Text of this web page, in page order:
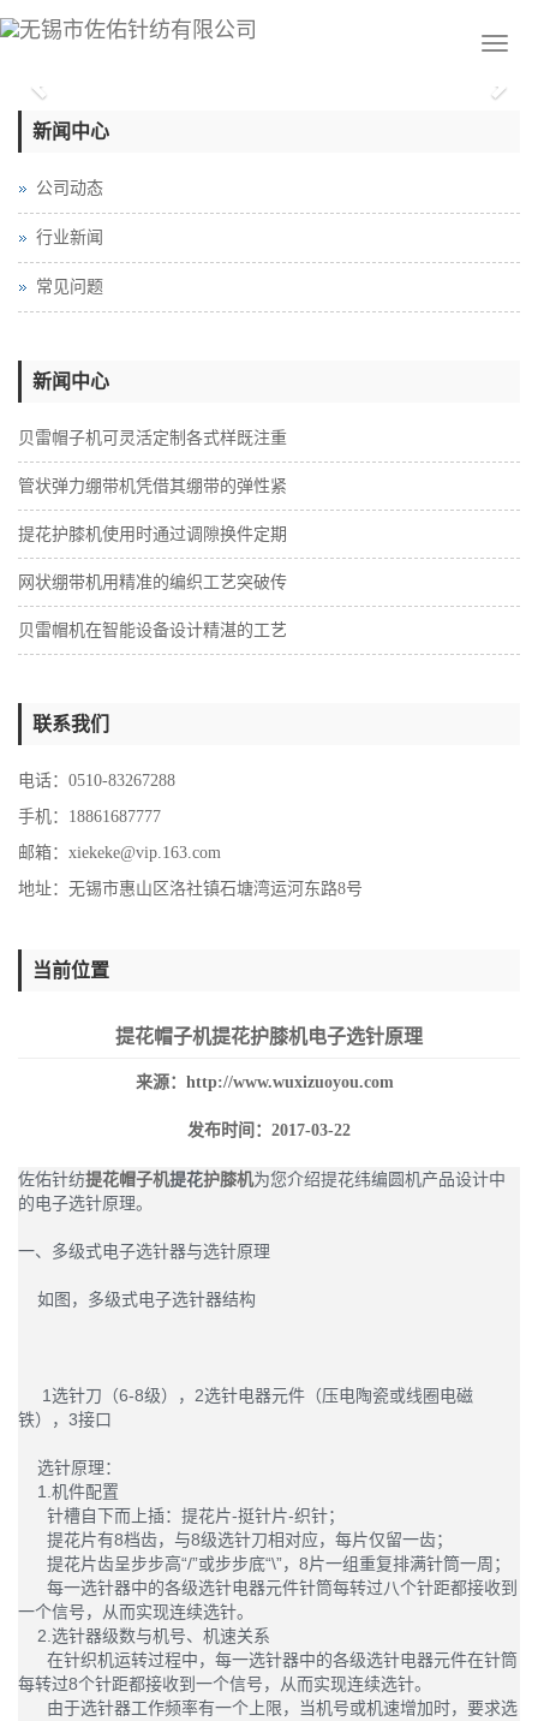
Previous
新闻中心
公司动态
行业新闻
常见问题
新闻中心
贝雷帽子机可灵活定制各式样既注重
管状弹力绷带机凭借其绷带的弹性紧
提花护膝机使用时通过调隙换件定期
网状绷带机用精准的编织工艺突破传
贝雷帽机在智能设备设计精湛的工艺
联系我们
电话：0510-83267288
手机：18861687777
邮箱： xiekeke@vip.163.com
地址：无锡市惠山区洛社镇石塘湾运河东路8号
当前位置
提花帽子机提花护膝机电子选针原理
来源： http://www.wuxizuoyou.com
发布时间：2017-03-22
佐佑针纺提花帽子机提花护膝机为您介绍提花纬编圆机产品设计中
的电子选针原理。
一、多级式电子选针器与选针原理
如图，多级式电子选针器结构
1选针刀（6-8级），2选针电器元件（压电陶瓷或线圈电磁
铁），3接口
选针原理：
1.机件配置
针槽自下而上插：提花片-挺针片-织针；
提花片有8档齿，与8级选针刀相对应，每片仅留一齿；
提花片齿呈步步高“/”或步步底“\”，8片一组重复排满针筒一周；
每一选针器中的各级选针电器元件针筒每转过八个针距都接收到
一个信号，从而实现连续选针。
2.选针器级数与机号、机速关系
在针织机运转过程中，每一选针器中的各级选针电器元件在针筒
每转过8个针距都接收到一个信号，从而实现连续选针。
由于选针器工作频率有一个上限，当机号或机速增加时，要求选